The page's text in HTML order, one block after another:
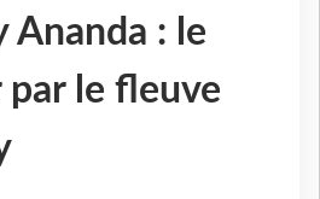
Ananda : le
par le fleuve